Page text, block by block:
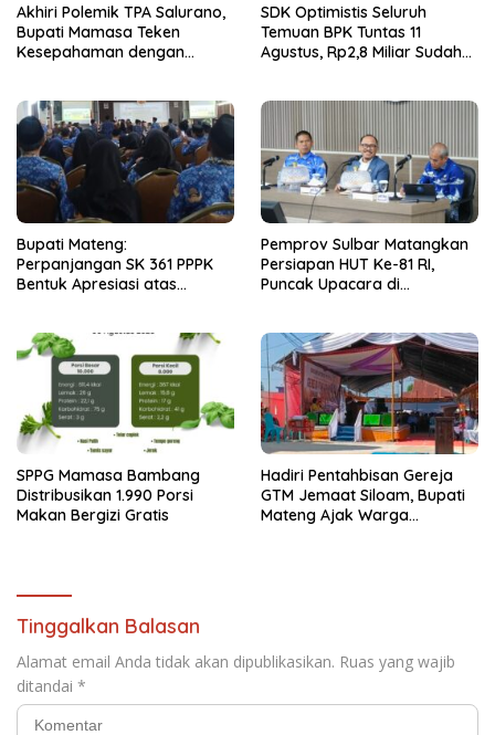
Akhiri Polemik TPA Salurano,
Bupati Mamasa Teken
Kesepahaman dengan
SDK Optimistis Seluruh
Temuan BPK Tuntas 11
Agustus, Rp2,8 Miliar Sudah
Bupati Mateng:
Perpanjangan SK 361 PPPK
Bentuk Apresiasi atas
Pemprov Sulbar Matangkan
Persiapan HUT Ke-81 RI,
Puncak Upacara di
SPPG Mamasa Bambang
Distribusikan 1.990 Porsi
Makan Bergizi Gratis
Hadiri Pentahbisan Gereja
GTM Jemaat Siloam, Bupati
Mateng Ajak Warga
Tinggalkan Balasan
Alamat email Anda tidak akan dipublikasikan. Ruas yang wajib
ditandai *